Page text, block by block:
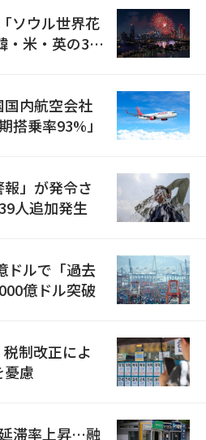
ソウル世界花
米・英の3カ
内航空会社
搭乗率93%」
」が発令さ
人追加発生
ドルで「過去
億ドル突破
制改正によ
憂慮
滞率上昇…融